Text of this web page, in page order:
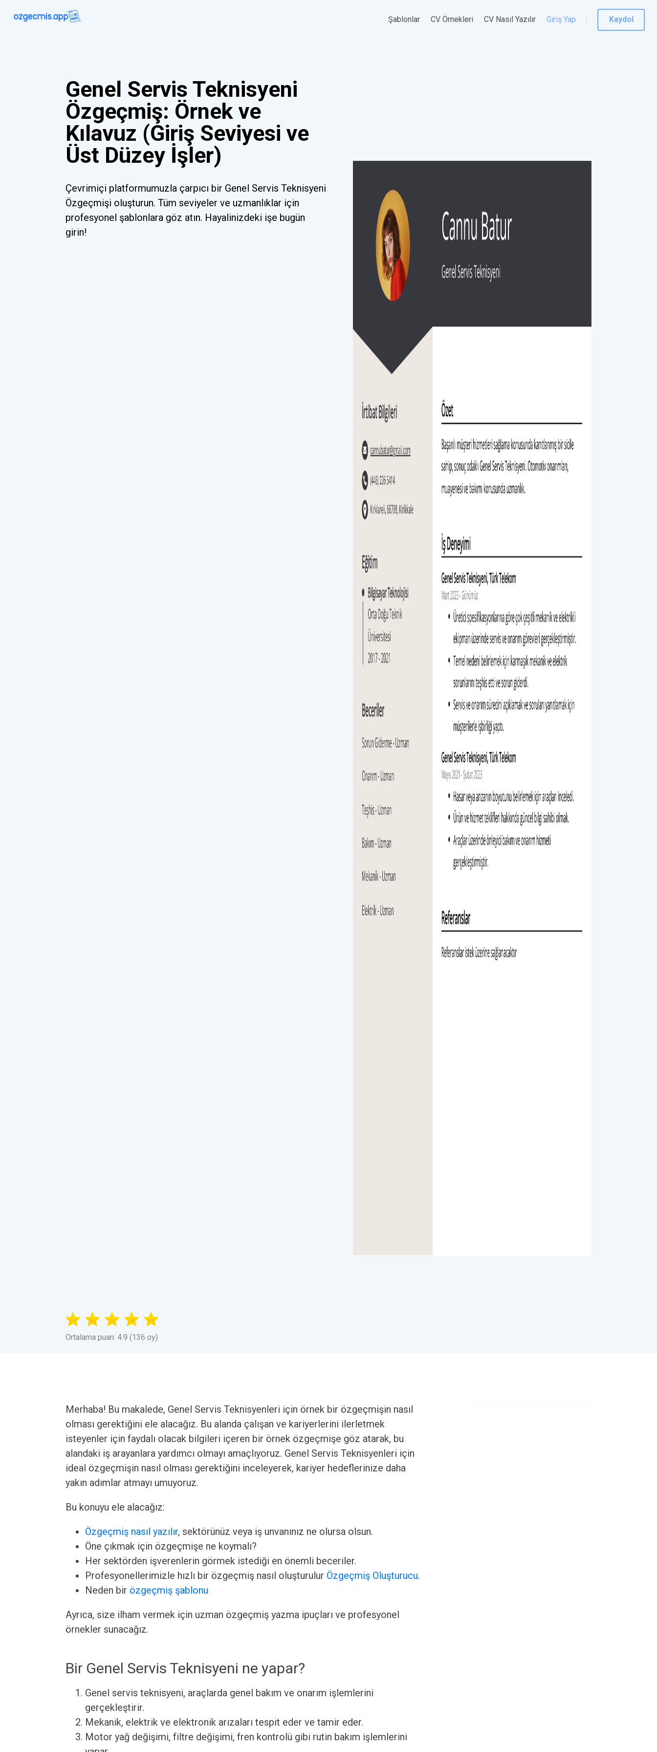
Şablonlar CV Örnekleri CV Nasıl Yazılır Giriş Yap Kaydol
Genel Servis Teknisyeni
Özgeçmiş: Örnek ve
Kılavuz (Giriş Seviyesi ve
Üst Düzey İşler)
Çevrimiçi platformumuzla çarpıcı bir Genel Servis Teknisyeni
Özgeçmişi oluşturun. Tüm seviyeler ve uzmanlıklar için
profesyonel şablonlara göz atın. Hayalinizdeki işe bugün
girin!
Ortalama puan: 4.9 (136 oy)
Merhaba! Bu makalede, Genel Servis Teknisyenleri için örnek bir özgeçmişin nasıl
olması gerektiğini ele alacağız. Bu alanda çalışan ve kariyerlerini ilerletmek
isteyenler için faydalı olacak bilgileri içeren bir örnek özgeçmişe göz atarak, bu
alandaki iş arayanlara yardımcı olmayı amaçlıyoruz. Genel Servis Teknisyenleri için
ideal özgeçmişin nasıl olması gerektiğini inceleyerek, kariyer hedeflerinize daha
yakın adımlar atmayı umuyoruz.
Bu konuyu ele alacağız:
Özgeçmiş nasıl yazılır, sektörünüz veya iş unvanınız ne olursa olsun.
Öne çıkmak için özgeçmişe ne koymalı?
Her sektörden işverenlerin görmek istediği en önemli beceriler.
Profesyonellerimizle hızlı bir özgeçmiş nasıl oluşturulur Özgeçmiş Oluşturucu.
Neden bir özgeçmiş şablonu
Ayrıca, size ilham vermek için uzman özgeçmiş yazma ipuçları ve profesyonel
örnekler sunacağız.
Bir Genel Servis Teknisyeni ne yapar?
Genel servis teknisyeni, araçlarda genel bakım ve onarım işlemlerini
gerçekleştirir.
Mekanik, elektrik ve elektronik arızaları tespit eder ve tamir eder.
Motor yağ değişimi, filtre değişimi, fren kontrolü gibi rutin bakım işlemlerini